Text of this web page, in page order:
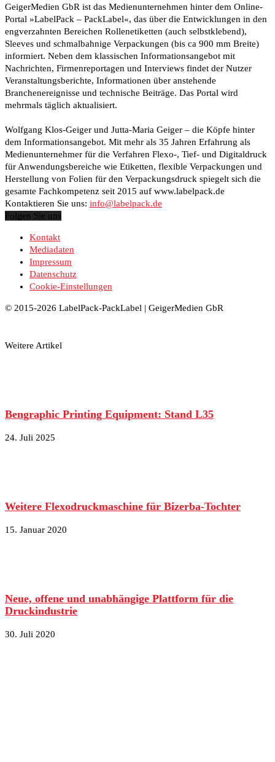
GeigerMedien GbR ist das Medienunternehmen hinter dem Online-
Portal »LabelPack – PackLabel«, das über die Entwicklungen in den
engverzahnten Bereichen Rollenetiketten (auch selbstklebend),
Sleeves und schmalbahnige Verpackungen (bis ca 900 mm Breite)
informiert. Neben dem klassischen Informationsangebot mit
Nachrichten, Firmenreportagen und Interviews findet der Nutzer
Veranstaltungsberichte, Informationen über anstehende
Branchenereignisse und technische Beiträge. Das Portal wird
mehrmals täglich aktualisiert.
Wolfgang Klos-Geiger und Jutta-Maria Geiger – die Köpfe hinter
dem Informationsangebot. Mit mehr als 35 Jahren Erfahrung als
Medienunternehmer für die Verfahren Flexo-, Tief- und Digitaldruck
für Anwendungsbereiche wie Etiketten, flexible Verpackungen und
Herstellung von Folien für den Verpackungsdruck spiegelt sich die
gesamte Fachkompetenz seit 2015 auf www.labelpack.de
Kontaktieren Sie uns: info@labelpack.de
Folgen Sie uns
Kontakt
Mediadaten
Impressum
Datenschutz
Cookie-Einstellungen
© 2015-2026 LabelPack-PackLabel | GeigerMedien GbR
Weitere Artikel
Bengraphic Printing Equipment: Stand L35
24. Juli 2025
Weitere Flexodruckmaschine für Bizerba-Tochter
15. Januar 2020
Neue, offene und unabhängige Plattform für die
Druckindustrie
30. Juli 2020